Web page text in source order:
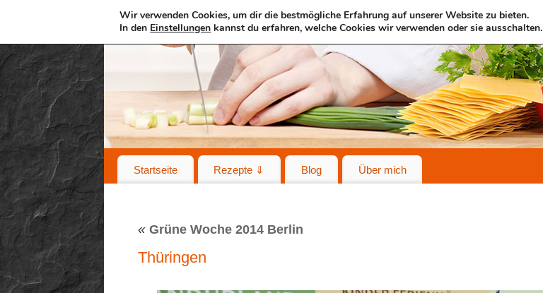
Startseite Rezepte ⇓ Blog Über mich
« Grüne Woche 2014 Berlin
Thüringen
Wir verwenden Cookies, um dir die bestmögliche Erfahrung auf unserer Website zu bieten.
In den Einstellungen kannst du erfahren, welche Cookies wir verwenden oder sie ausschalten.